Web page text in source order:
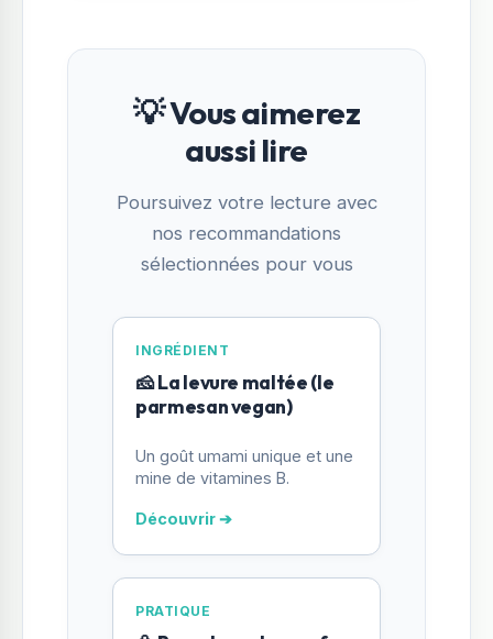
💡 Vous aimerez
aussi lire
Poursuivez votre lecture avec
nos recommandations
sélectionnées pour vous
INGRÉDIENT
🧀 La levure maltée (le
parmesan vegan)
Un goût umami unique et une
mine de vitamines B.
Découvrir ➔
PRATIQUE